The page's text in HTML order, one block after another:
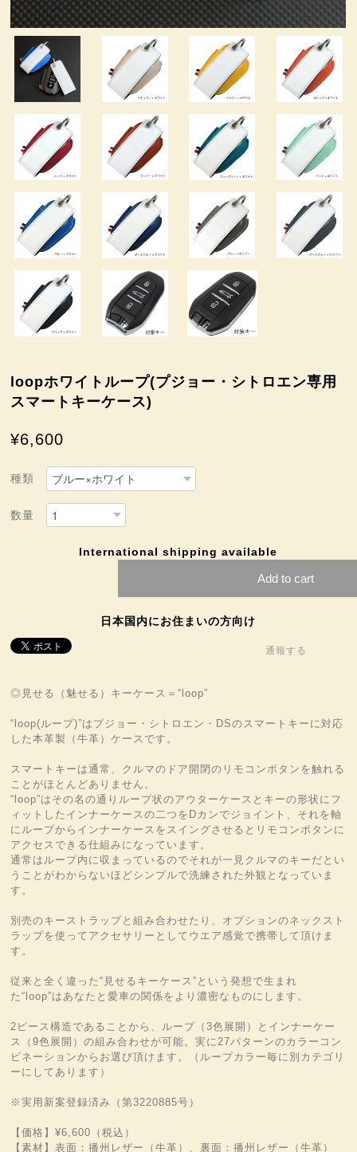
loopホワイトループ(プジョー・シトロエン専用
スマートキーケース)
¥6,600
種類
数量
International shipping available
Add to cart
日本国内にお住まいの方向け
通報する
◎見せる（魅せる）キーケース＝“loop”
“loop(ループ)”はプジョー・シトロエン・DSのスマートキーに対応
した本革製（牛革）ケースです。
スマートキーは通常、クルマのドア開閉のリモコンボタンを触れる
ことがほとんどありません。
“loop”はその名の通りループ状のアウターケースとキーの形状にフ
ィットしたインナーケースの二つをDカンでジョイント、それを軸
にループからインナーケースをスイングさせるとリモコンボタンに
アクセスできる仕組みになっています。
通常はループ内に収まっているのでそれが一見クルマのキーだとい
うことがわからないほどシンプルで洗練された外観となっていま
す。
別売のキーストラップと組み合わせたり、オプションのネックスト
ラップを使ってアクセサリーとしてウエア感覚で携帯して頂けま
す。
従来と全く違った“見せるキーケース”という発想で生まれ
た“loop”はあなたと愛車の関係をより濃密なものにします。
2ピース構造であることから、ループ（3色展開）とインナーケー
ス（9色展開）の組み合わせが可能。実に27パターンのカラーコン
ビネーションからお選び頂けます。（ループカラー毎に別カテゴリ
ーにしてあります）
※実用新案登録済み（第3220885号）
【価格】¥6,600（税込）
【素材】表面：播州レザー（牛革）、裏面：播州レザー（牛革）